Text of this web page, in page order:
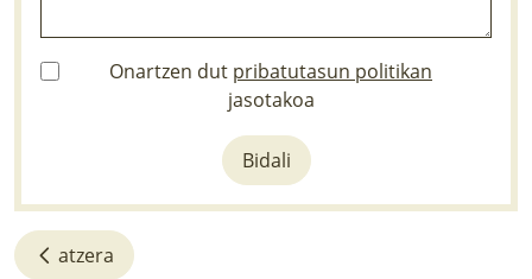
Onartzen dut pribatutasun politikan
jasotakoa
Bidali
atzera